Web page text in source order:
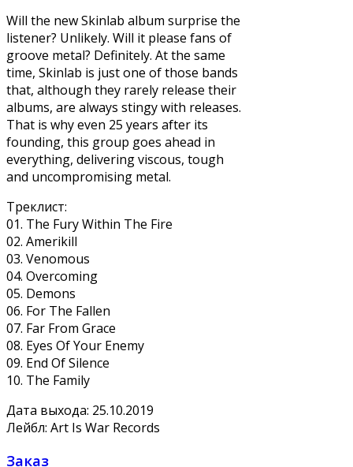
Will the new Skinlab album surprise the
listener? Unlikely. Will it please fans of
groove metal? Definitely. At the same
time, Skinlab is just one of those bands
that, although they rarely release their
albums, are always stingy with releases.
That is why even 25 years after its
founding, this group goes ahead in
everything, delivering viscous, tough
and uncompromising metal.
Треклист:
01. The Fury Within The Fire
02. Amerikill
03. Venomous
04. Overcoming
05. Demons
06. For The Fallen
07. Far From Grace
08. Eyes Of Your Enemy
09. End Of Silence
10. The Family
Дата выхода: 25.10.2019
Лейбл: Art Is War Records
Заказ